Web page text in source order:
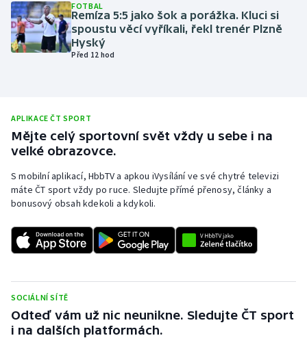
Plavání
Plážový volejbal
Rychlobruslení
Rychlostní kanoistika
Short track
Stolní tenis
Triatlon
Veslování
FOTBAL
Remíza 5:5 jako šok a porážka. Kluci si
spoustu věcí vyříkali, řekl trenér Plzně
Hyský
Před 12 hod
APLIKACE ČT SPORT
Mějte celý sportovní svět vždy u sebe i na
velké obrazovce.
S mobilní aplikací, HbbTV a apkou iVysílání ve své chytré televizi
máte ČT sport vždy po ruce. Sledujte přímé přenosy, články a
bonusový obsah kdekoli a kdykoli.
SOCIÁLNÍ SÍTĚ
Odteď vám už nic neunikne. Sledujte ČT sport
i na dalších platformách.